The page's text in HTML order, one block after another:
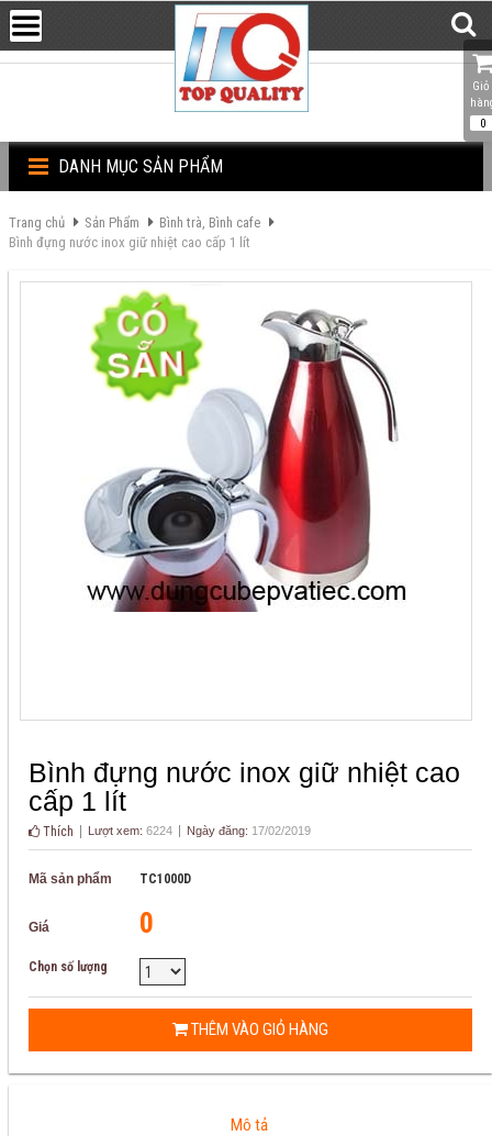
DANH MỤC SẢN PHẨM
Trang chủ Sản Phẩm
Bình trà, Bình cafe
Bình đựng nước inox giữ nhiệt cao cấp 1 lít
Bình đựng nước inox giữ nhiệt cao
cấp 1 lít
Thích Lượt xem: 6224 Ngày đăng: 17/02/2019
Mã sản phẩm TC1000D
Giá 0
Chọn số lượng
THÊM VÀO GIỎ HÀNG
Mô tả
Giỏ
0